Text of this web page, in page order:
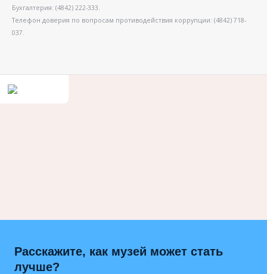
Бухгалтерия: (4842) 222-333.
Телефон доверия по вопросам противодействия коррупции: (4842) 718-
037.
Расскажите, как музей может стать
лучше?